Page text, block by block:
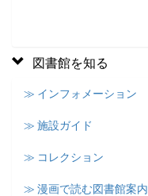
図書館を知る
≫ インフォメーション
≫ 施設ガイド
≫ コレクション
≫ 漫画で読む図書館案内